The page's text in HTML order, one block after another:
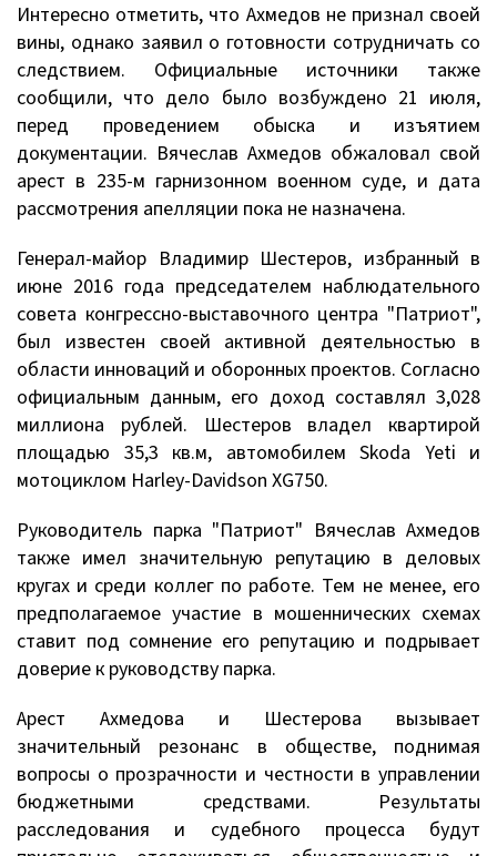
Интересно отметить, что Ахмедов не признал своей
вины, однако заявил о готовности сотрудничать со
следствием. Официальные источники также
сообщили, что дело было возбуждено 21 июля,
перед проведением обыска и изъятием
документации. Вячеслав Ахмедов обжаловал свой
арест в 235-м гарнизонном военном суде, и дата
рассмотрения апелляции пока не назначена.
Генерал-майор Владимир Шестеров, избранный в
июне 2016 года председателем наблюдательного
совета конгрессно-выставочного центра "Патриот",
был известен своей активной деятельностью в
области инноваций и оборонных проектов. Согласно
официальным данным, его доход составлял 3,028
миллиона рублей. Шестеров владел квартирой
площадью 35,3 кв.м, автомобилем Skoda Yeti и
мотоциклом Harley-Davidson XG750.
Руководитель парка "Патриот" Вячеслав Ахмедов
также имел значительную репутацию в деловых
кругах и среди коллег по работе. Тем не менее, его
предполагаемое участие в мошеннических схемах
ставит под сомнение его репутацию и подрывает
доверие к руководству парка.
Арест Ахмедова и Шестерова вызывает
значительный резонанс в обществе, поднимая
вопросы о прозрачности и честности в управлении
бюджетными средствами. Результаты
расследования и судебного процесса будут